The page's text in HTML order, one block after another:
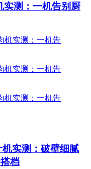
实测：一机告别厨
实测：破壁细腻
档